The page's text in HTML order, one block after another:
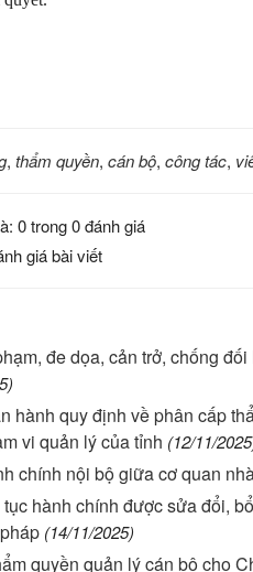
, thẩm quyền, cán bộ, công tác,
0 trong 0 đánh giá
giá bài viết
đe dọa, cản trở, chống
hành quy định về phân cấp
vi quản lý của tỉnh (12/11/
chính nội bộ giữa cơ quan
hành chính được sửa đổi,
(14/11/2025)
quyền quản lý cán bộ cho